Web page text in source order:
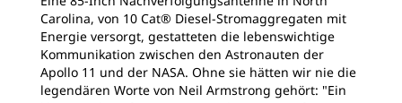
Carolina, von 10 Cat® Diesel-Stromaggregaten mit
Energie versorgt, gestatteten die lebenswichtige
Kommunikation zwischen den Astronauten der
Apollo 11 und der NASA. Ohne sie hätten wir nie die
legendären Worte von Neil Armstrong gehört: "Ein